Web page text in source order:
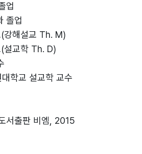
71
업
졸업
강해설교 Th. M)
설교학 Th. D)
학교 설교학 교수
서출판 비엠, 2015